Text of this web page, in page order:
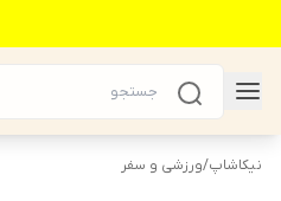
نیکاشاپ/ورزشی و سفر